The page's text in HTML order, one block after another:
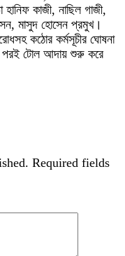
কাজী, নাছিল গাজী,
মাসুদ হোসেন প্রমুখ।
কঠোর কর্মসূচীর ঘোষনা
পরই টোল আদায় শুরু করে
Required fields